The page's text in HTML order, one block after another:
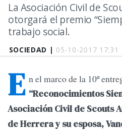
SOCIEDAD | 05-10-2017 17:31
La Asociación Civil de
otorgará el premio
trabajo social.
E n el marco de la 10º
“Reconocimientos
Asociación Civil de Scouts
de Herrera y su esposa,